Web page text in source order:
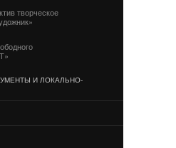
творческое
И ЛОКАЛЬНО-